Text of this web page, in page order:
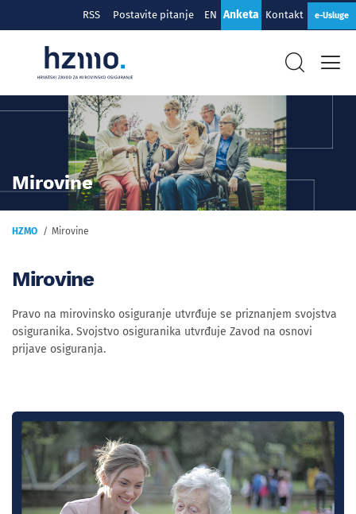
RSS Postavite pitanje EN Anketa Kontakt e-Usluge
Mirovine
HZMO Mirovine
Mirovine
Pravo na mirovinsko osiguranje utvrđuje se priznanjem svojstva
osiguranika. Svojstvo osiguranika utvrđuje Zavod na osnovi
prijave osiguranja.